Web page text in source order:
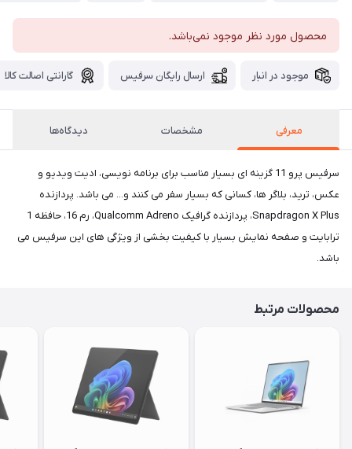
محصول مورد نظر موجود نمی‌باشد.
موجود در انبار ارسال رایگان سرفیس گارانتی اصالت کالا
معرفی مشخصات دیدگاه‌ها
سرفیس پرو 11 گزینه ای بسیار مناسب برای برنامه نویسی، ادیت ویدیو و
عکس، ترید، بلاگر ها، کسانی که بسیار سفر می کنند و... می باشد. پردازنده
Snapdragon X Plus، پردازنده گرافیک Qualcomm Adreno، رم 16، حافظه 1
ترابایت و صفحه نمایش بسیار با کیفیت بخشی از ویژگی های این سرفیس می
باشد.
محصولات مرتبط